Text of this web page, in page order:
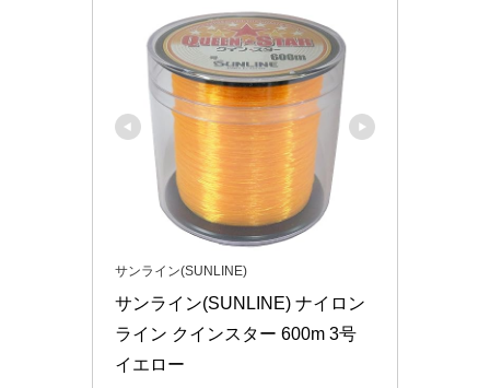
サンライン(SUNLINE)
サンライン(SUNLINE) ナイロン
ライン クインスター 600m 3号
イエロー